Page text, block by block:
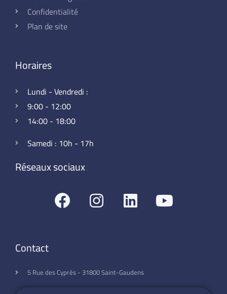
Confidentialité
Plan de site
Horaires
Lundi - Vendredi :
9:00 - 12:00
14:00 - 18:00
Samedi : 10h - 17h
Réseaux sociaux
Contact
5 Rue des Cyprès - 31800 Saint-Gaudens